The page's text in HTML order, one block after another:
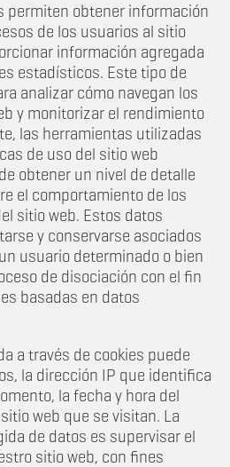
permiten obtener información
de los usuarios al sitio
información agregada
estadísticos. Este tipo de
analizar cómo navegan los
y monitorizar el rendimiento
las herramientas utilizadas
de uso del sitio web
obtener un nivel de detalle
el comportamiento de los
sitio web. Estos datos
y conservarse asociados
usuario determinado o bien
de disociación con el fin
basadas en datos
a través de cookies puede
la dirección IP que identifica
la fecha y hora del
web que se visitan. La
de datos es supervisar el
sitio web, con fines